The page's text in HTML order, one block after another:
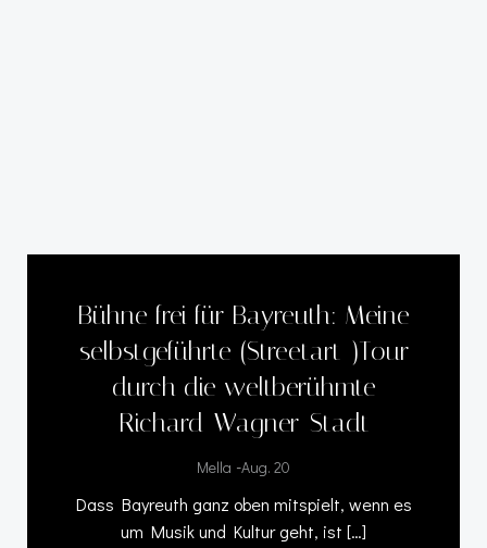
Bühne frei für Bayreuth: Meine
selbstgeführte (Streetart-)Tour
durch die weltberühmte
Richard-Wagner-Stadt
Mella -Aug. 20
Dass Bayreuth ganz oben mitspielt, wenn es
um Musik und Kultur geht, ist […]